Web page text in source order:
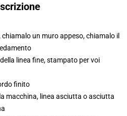
un muro appeso, chiamalo il
linea fine, stampato per voi
finito
macchina, linea asciutta o asciutta